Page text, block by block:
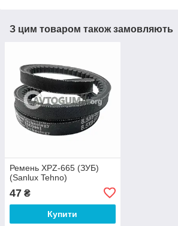
З цим товаром також замовляють
Ремень ХPZ-665 (ЗУБ)
(Sanlux Tehno)
47 ₴
Купити